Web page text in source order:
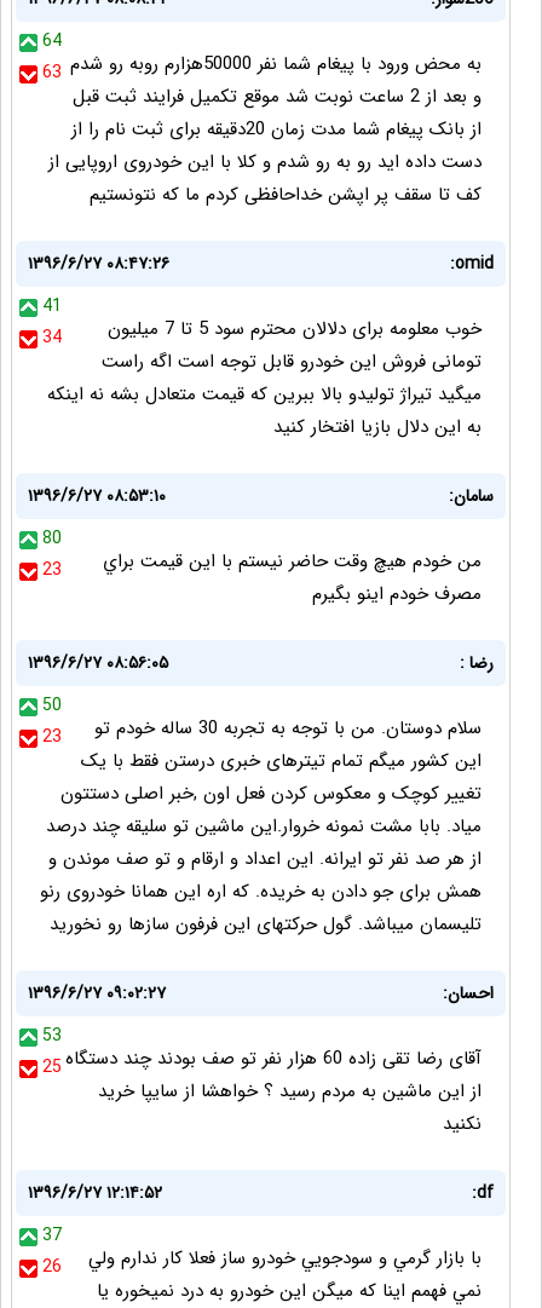
64
63 به محض ورود با پیغام شما نفر 50000هزارم روبه رو شدم
و بعد از 2 ساعت نوبت شد موقع تکمیل فرایند ثبت قبل
از بانک پیغام شما مدت زمان 20دقیقه برای ثبت نام را از
دست داده اید رو به رو شدم و کلا با این خودروی اروپایی از
کف تا سقف پر اپشن خداحافظی کردم ما که نتونستیم
omid:
۱۳۹۶/۶/۲۷ ۰۸:۴۷:۲۶
41
34
خوب معلومه برای دلالان محترم سود 5 تا 7 میلیون
تومانی فروش این خودرو قابل توجه است اگه راست
میگید تیراژ تولیدو بالا ببرین که قیمت متعادل بشه نه اینکه
به این دلال بازیا افتخار کنید
سامان:
۱۳۹۶/۶/۲۷ ۰۸:۵۳:۱۰
80
23
من خودم هيچ وقت حاضر نيستم با اين قيمت براي
مصرف خودم اينو بگيرم
رضا :
۱۳۹۶/۶/۲۷ ۰۸:۵۶:۰۵
50
23
سلام دوستان. من با توجه به تجربه 30 ساله خودم تو
این کشور میگم تمام تیترهای خبری درستن فقط با یک
تغییر کوچک و معکوس کردن فعل اون ,خبر اصلی دستتون
میاد. بابا مشت نمونه خروار.این ماشین تو سلیقه چند درصد
از هر صد نفر تو ایرانه. این اعداد و ارقام و تو صف موندن و
همش برای جو دادن به خریده. که اره این همانا خودروی رنو
تلیسمان میباشد. گول حرکتهای این فرفون سازها رو نخورید
احسان:
۱۳۹۶/۶/۲۷ ۰۹:۰۲:۲۷
53
25آقای رضا تقی زاده 60 هزار نفر تو صف بودند چند دستگاه
از این ماشین به مردم رسید ؟ خواهشا از سایپا خرید
نکنید
df:
۱۳۹۶/۶/۲۷ ۱۲:۱۴:۵۲
37
26
با بازار گرمي و سودجويي خودرو ساز فعلا كار ندارم ولي
نمي فهمم اينا كه ميگن اين خودرو به درد نميخوره يا